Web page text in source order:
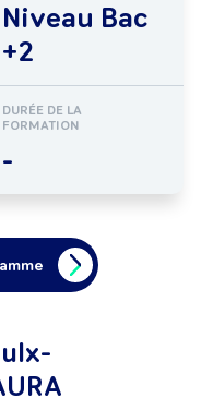
Niveau Bac
+2
DURÉE DE LA
FORMATION
-